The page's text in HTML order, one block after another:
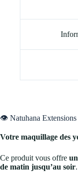
👁️ Natuhana Extensions
Votre maquillage des
Ce produit vous offre
de matin jusqu’au soir.